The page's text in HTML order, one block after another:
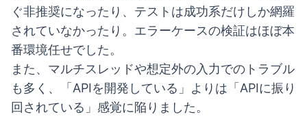
ぐ非推奨になったり、テストは成功系だけしか網羅
されていなかったり。エラーケースの検証はほぼ本
番環境任せでした。
また、マルチスレッドや想定外の入力でのトラブル
も多く、「APIを開発している」よりは「APIに振り
回されている」感覚に陥りました。